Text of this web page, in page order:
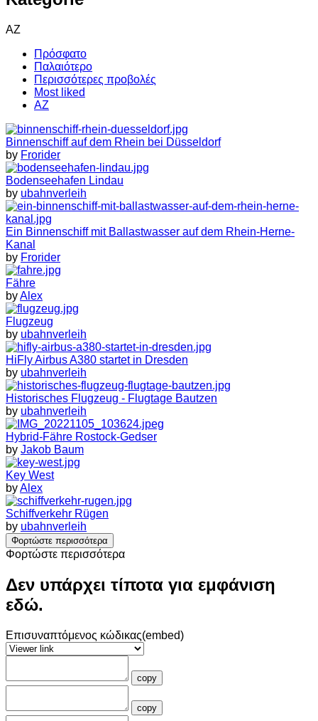
AZ
Πρόσφατο
Παλαιότερο
Περισσότερες προβολές
Most liked
AZ
Binnenschiff auf dem Rhein bei Düsseldorf
by Frorider
Bodenseehafen Lindau
by ubahnverleih
Ein Binnenschiff mit Ballastwasser auf dem Rhein-Herne-
Kanal
by Frorider
Fähre
byAlex
Flugzeug
by ubahnverleih
HiFly Airbus A380 startet in Dresden
by ubahnverleih
Historisches Flugzeug - Flugtage Bautzen
by ubahnverleih
Hybrid-Fähre Rostock-Gedser
by Jakob Baum
Key West
byAlex
Schiffverkehr Rügen
by ubahnverleih
Φορτώστε περισσότερα
Φορτώστε περισσότερα
Δεν υπάρχει τίποτα για εμφάνιση
εδώ.
Επισυναπτόμενος κώδικας(embed)
copy
copy